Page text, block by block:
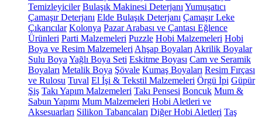
Temizleyiciler Bulaşık Makinesi Deterjanı Yumuşatıcı
Çamaşır Deterjanı Elde Bulaşık Deterjanı Çamaşır Leke
Çıkarıcılar Kolonya Pazar Arabası ve Çantası Eğlence
Ürünleri Parti Malzemeleri Puzzle Hobi Malzemeleri Hobi
Boya ve Resim Malzemeleri Ahşap Boyaları Akrilik Boyalar
Sulu Boya Yağlı Boya Seti Eskitme Boyası Cam ve Seramik
Boyaları Metalik Boya Şövale Kumaş Boyaları Resim Fırçası
ve Rulosu Tuval El İşi & Tekstil Malzemeleri Örgü İpi Güpür
Şiş Takı Yapım Malzemeleri Takı Pensesi Boncuk Mum &
Sabun Yapımı Mum Malzemeleri Hobi Aletleri ve
Aksesuarları Silikon Tabancaları Diğer Hobi Aletleri Taş